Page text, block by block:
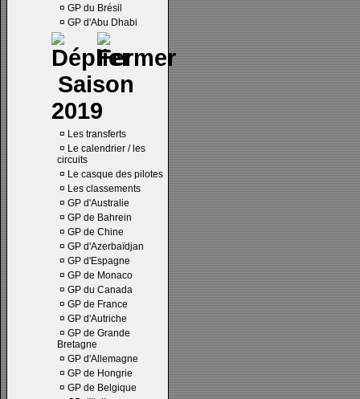
¤ GP du Brésil
¤ GP d'Abu Dhabi
Saison
2019
¤ Les transferts
¤ Le calendrier / les
circuits
¤ Le casque des pilotes
¤ Les classements
¤ GP d'Australie
¤ GP de Bahrein
¤ GP de Chine
¤ GP d'Azerbaïdjan
¤ GP d'Espagne
¤ GP de Monaco
¤ GP du Canada
¤ GP de France
¤ GP d'Autriche
¤ GP de Grande
Bretagne
¤ GP d'Allemagne
¤ GP de Hongrie
¤ GP de Belgique